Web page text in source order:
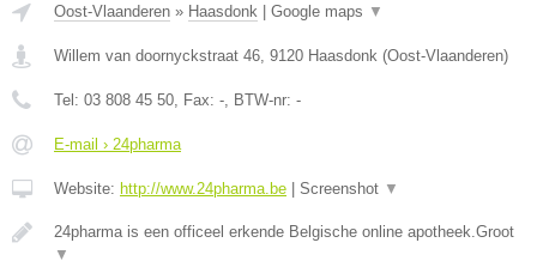
Oost-Vlaanderen » Haasdonk Google maps ▼
Willem van doornyckstraat 46, 9120 Haasdonk (Oost-Vlaanderen)
Tel: 03 808 45 50, Fax: -, BTW-nr: -
E-mail › 24pharma
Website: http://www.24pharma.be Screenshot ▼
24pharma is een officeel erkende Belgische online apotheek.Groot
▼